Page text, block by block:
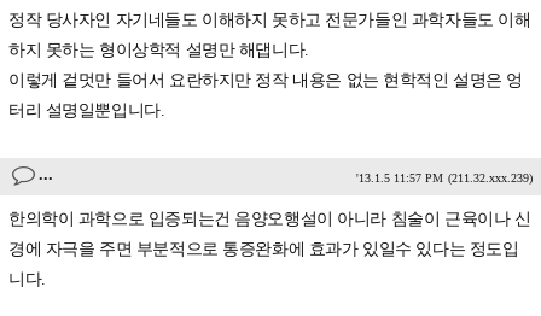
정작 당사자인 자기네들도 이해하지 못하고 전문가들인 과학자들도 이해
하지 못하는 형이상학적 설명만 해댑니다.
이렇게 겉멋만 들어서 요란하지만 정작 내용은 없는 현학적인 설명은 엉
터리 설명일뿐입니다.
... '13.1.5 11:57 PM (211.32.xxx.239)
한의학이 과학으로 입증되는건 음양오행설이 아니라 침술이 근육이나 신
경에 자극을 주면 부분적으로 통증완화에 효과가 있일수 있다는 정도입
니다.